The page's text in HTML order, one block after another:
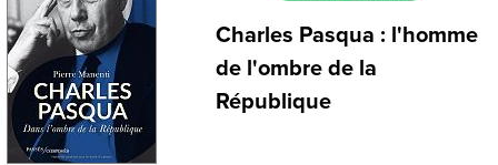
Charles Pasqua : l'homme
de l'ombre de la
République